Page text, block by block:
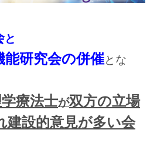
と
能研究会の併催とな
療法士が双方の立場
建設的意見が多い会